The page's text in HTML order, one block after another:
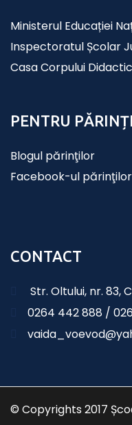
Ministerul Educației
Inspectoratul Școlar
Casa Corpului
PENTRU PĂRINȚI
Blogul părinţilor
Facebook-ul părinţilor
CONTACT
Str. Oltului, nr. 83,
0264 442 888 /
© Copyrights 2017